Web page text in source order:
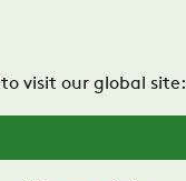
visit our global site: